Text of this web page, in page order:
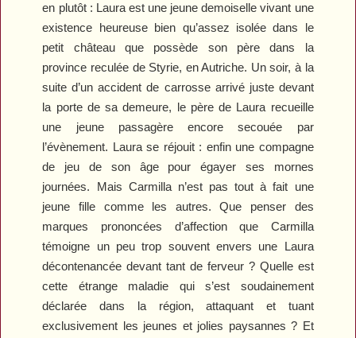
en plutôt : Laura est une jeune demoiselle vivant une
existence heureuse bien qu’assez isolée dans le
petit château que possède son père dans la
province reculée de Styrie, en Autriche. Un soir, à la
suite d’un accident de carrosse arrivé juste devant
la porte de sa demeure, le père de Laura recueille
une jeune passagère encore secouée par
l’évènement. Laura se réjouit : enfin une compagne
de jeu de son âge pour égayer ses mornes
journées. Mais Carmilla n’est pas tout à fait une
jeune fille comme les autres. Que penser des
marques prononcées d’affection que Carmilla
témoigne un peu trop souvent envers une Laura
décontenancée devant tant de ferveur ? Quelle est
cette étrange maladie qui s’est soudainement
déclarée dans la région, attaquant et tuant
exclusivement les jeunes et jolies paysannes ? Et